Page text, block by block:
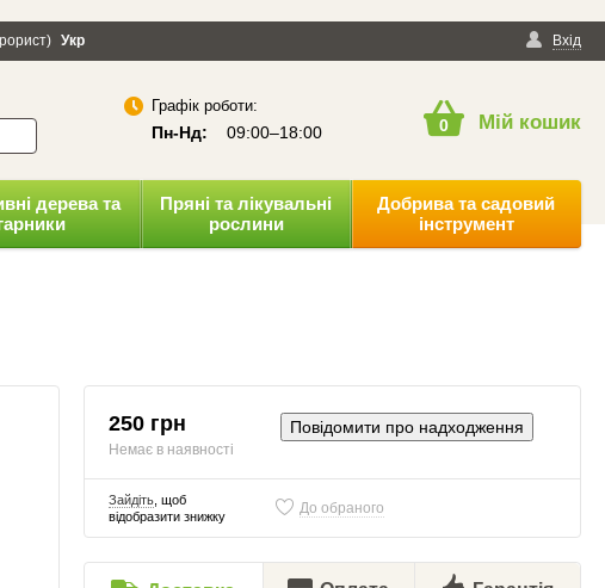
Вхід
Укр
Графік роботи:
Пн-Нд: 09:00–18:00 0 Мій кошик
дерева та
Пряні та лікувальні
рослини
Добрива та садовий
інструмент
250 грн
Немає в наявності
Повідомити про надходження
Зайдіть, щоб
відобразити знижку
До обраного